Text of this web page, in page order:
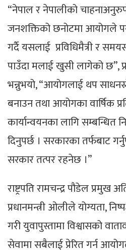
“नेपाल र नेपालीको
जनशक्तिको छनोटमा आयोगले
गर्दै यसलाई प्रविधिमैत्री र
पाउँदा मलाई खुसी लागेको छ”,
भन्नुभयो, “आयोगलाई थप
बनाउन तथा आयोगका वार्षिक
कार्यान्वयनका लागि सम्बन्धित
दिनुपर्छ । सरकारका तर्फबाट
सरकार तत्पर रहनेछ ।”
राष्ट्रपति रामचन्द्र पौडेल प्रमुख
प्रधानमन्त्री ओलीले योग्यता,
गरी युवापुस्तामा विश्वासको
सेवामा सबैलाई प्रेरित गर्न